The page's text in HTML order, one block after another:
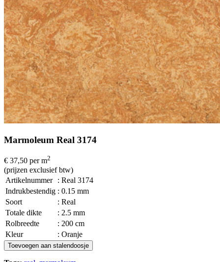
Marmoleum Real 3174
€ 37,50 per m2
(prijzen exclusief btw)
Artikelnummer
: Real 3174
Indrukbestendig : 0.15 mm
Soort
: Real
Totale dikte
: 2.5 mm
Rolbreedte
: 200 cm
Kleur
: Oranje
Toevoegen aan stalendoosje